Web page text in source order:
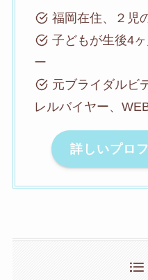
福岡在住、２児
子どもが生後4
ー
元ブライダルビ
レルバイヤー、
詳しいプロ